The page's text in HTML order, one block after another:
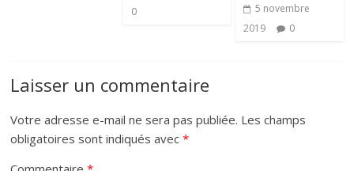
0
5 novembre
2019
0
Laisser un commentaire
Votre adresse e-mail ne sera pas publiée. Les champs
obligatoires sont indiqués avec*